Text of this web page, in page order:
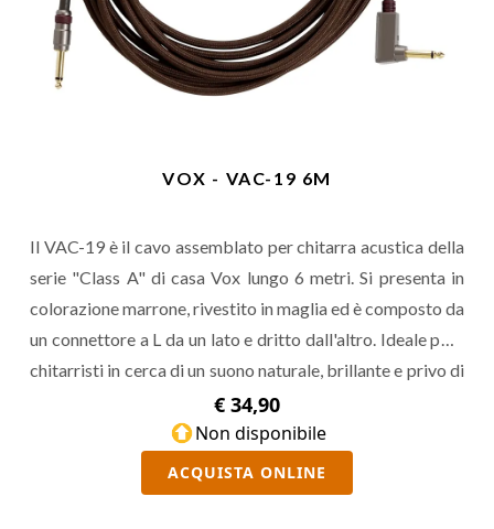
VOX - VAC-19 6M
Il VAC-19 è il cavo assemblato per chitarra acustica della
serie "Class A" di casa Vox lungo 6 metri. Si presenta in
colorazione marrone, rivestito in maglia ed è composto da
un connettore a L da un lato e dritto dall'altro. Ideale per i
chitarristi in cerca di un suono naturale, brillante e privo di
€ 34,90
Non disponibile
ACQUISTA ONLINE